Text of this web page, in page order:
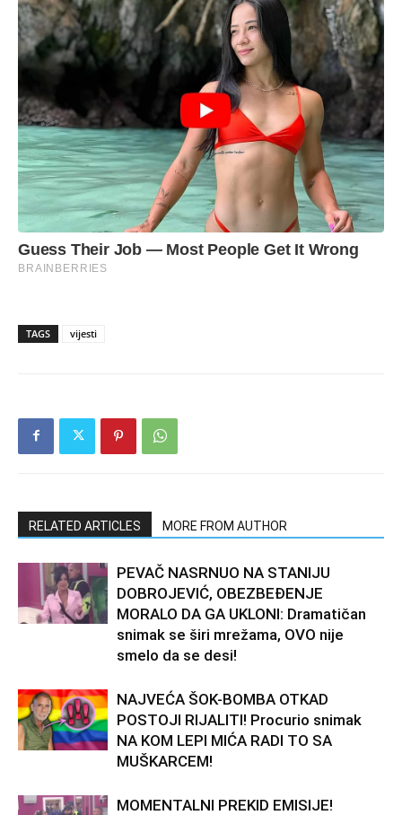
TAGS vijesti
RELATED ARTICLES MORE FROM AUTHOR
PEVAČ NASRNUO NA STANIJU
DOBROJEVIĆ, OBEZBEĐENJE
MORALO DA GA UKLONI: Dramatičan
snimak se širi mrežama, OVO nije
smelo da se desi!
NAJVEĆA ŠOK-BOMBA OTKAD
POSTOJI RIJALITI! Procurio snimak
NA KOM LEPI MIĆA RADI TO SA
MUŠKARCEM!
MOMENTALNI PREKID EMISIJE!